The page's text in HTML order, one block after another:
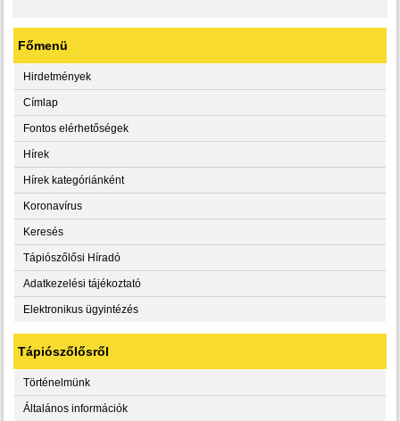
Főmenü
Hirdetmények
Címlap
Fontos elérhetőségek
Hírek
Hírek kategóriánként
Koronavírus
Keresés
Tápiószőlősi Híradó
Adatkezelési tájékoztató
Elektronikus ügyintézés
Tápiószőlősről
Történelmünk
Általános információk